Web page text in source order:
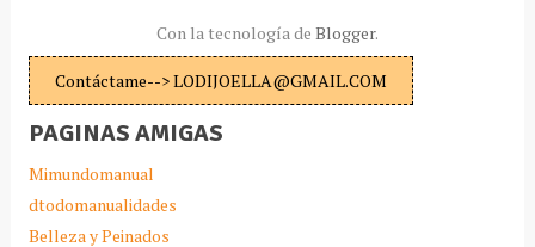
Con la tecnología de Blogger.
Contáctame--> LODIJOELLA@GMAIL.COM
PAGINAS AMIGAS
Mimundomanual
dtodomanualidades
Belleza y Peinados